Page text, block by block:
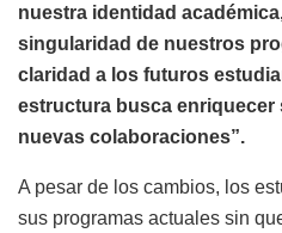
nuestra identidad
singularidad de nuestros
claridad a los futuros
estructura busca enriquecer
nuevas colaboraciones”.
A pesar de los cambios, los
sus programas actuales sin